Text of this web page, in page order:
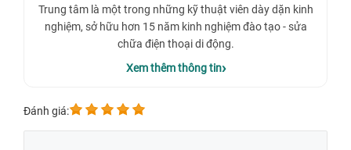
Trung tâm là một trong những kỹ thuật viên dày dặn kinh
nghiệm, sở hữu hơn 15 năm kinh nghiệm đào tạo - sửa
chữa điện thoại di động.
Xem thêm thông tin
Đánh giá: